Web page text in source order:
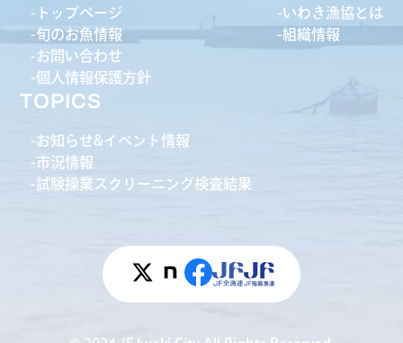
トップページ
旬のお魚情報
お問い合わせ
個人情報保護方針
いわき漁協とは
組織情報
TOPICS
お知らせ&イベント情報
市況情報
試験操業スクリーニング検査結果